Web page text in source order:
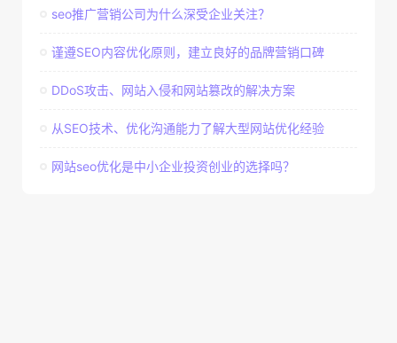
seo推广营销公司为什么深受企业关注？
谨遵SEO内容优化原则，建立良好的品牌营销口碑
DDoS攻击、网站入侵和网站篡改的解决方案
从SEO技术、优化沟通能力了解大型网站优化经验
网站seo优化是中小企业投资创业的选择吗？